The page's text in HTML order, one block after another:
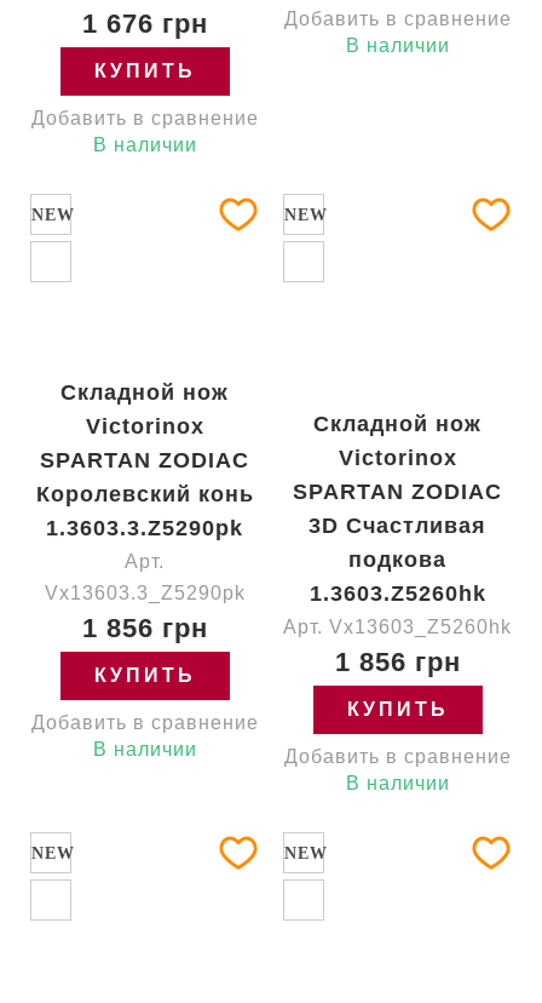
1 676 грн
КУПИТЬ
Добавить в сравнение
В наличии
Добавить в сравнение
В наличии
NEW
Складной нож
Victorinox
SPARTAN ZODIAC
Королевский конь
1.3603.3.Z5290pk
Арт.
Vx13603.3_Z5290pk
1 856 грн
КУПИТЬ
Добавить в сравнение
В наличии
NEW
Складной нож
Victorinox
SPARTAN ZODIAC
3D Счастливая
подкова
1.3603.Z5260hk
Арт. Vx13603_Z5260hk
1 856 грн
КУПИТЬ
Добавить в сравнение
В наличии
NEW NEW